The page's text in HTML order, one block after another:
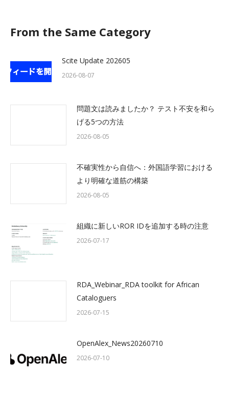
From the Same Category
Scite Update 202605
2026-08-07
問題文は読みましたか？ テスト不安を和ら
げる5つの方法
2026-08-05
不確実性から自信へ：外国語学習における
より明確な道筋の構築
2026-08-05
組織に新しいROR IDを追加する時の注意
2026-07-17
RDA_Webinar_RDA toolkit for African
Cataloguers
2026-07-15
OpenAlex_News20260710
2026-07-10